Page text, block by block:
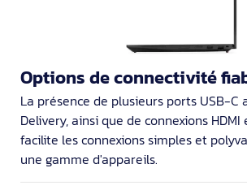
Options de connectivité
La présence de plusieurs ports USB-C
Delivery, ainsi que de connexions
facilite les connexions simples et
une gamme d'appareils.